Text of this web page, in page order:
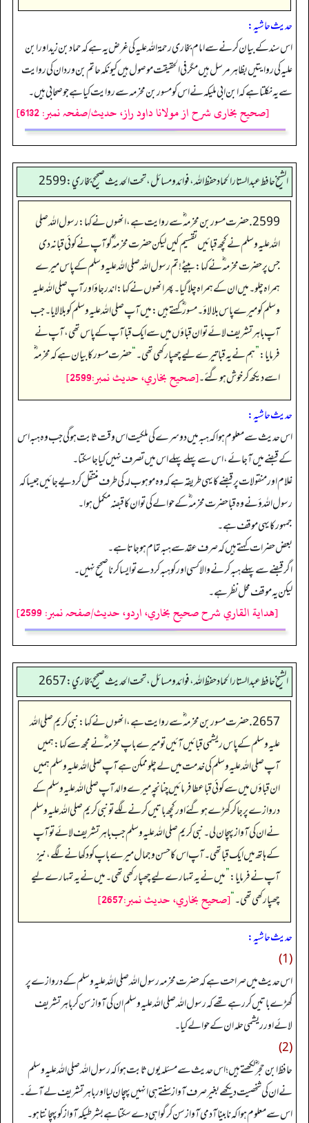
حدیث حاشیہ:
اس سند کے بیان کرنے سے امام بخاری رحمۃ اللہ علیہ کی غرض یہ ہے کہ حماد بن زید اورابن
علیہ کی روایتیں بظاہر مرسل ہیں مگر فی الحقیقت موصول ہیں کیونکہ حاتم بن وردان کی روایت
سے یہ نکلتا ہے کہ ابن ابی ملیکہ نے اس کو مسور بن مخرمہ سے روایت کیا ہے جو صحابی ہیں۔
[صحیح بخاری شرح از مولانا داود راز، حدیث/صفحہ نمبر: 6132]
الشيخ حافط عبدالستار الحماد حفظ الله، فوائد و مسائل، تحت الحديث صحيح بخاري:2599
2599. حضرت مسور بن مخرمہ ؓ سے روایت ہے، انھوں نے کہا: رسول اللہ صلی
اللہ علیہ وسلم نے کچھ قبائیں تقسیم کیں لیکن حضرت مخرمہ ؓ کو آپ نے کوئی قبانہ دی
جس پر حضرت مخرمہ ؓ نے کہا: بیٹے!تم رسول اللہ صلی اللہ علیہ وسلم کے پاس میرے
ہمراہ چلو۔ میں ان کے ہمراہ چلا گیا۔ پھر انھوں نے کہا: اندر جاؤ اور آپ صلی اللہ علیہ
وسلم کو میرے پاس بلا لاؤ۔ مسور ؓ کہتے ہیں: میں آپ صلی اللہ علیہ وسلم کو بلا لایا۔ جب
آپ باہر تشریف لائے تو ان قباؤں میں سے ایک قبا آپ کے پاس تھی، آپ نے
فرمایا:”ہم نے یہ قباتیرے لیے چھپا رکھی تھی۔“حضرت مسور کا بیان ہے کہ مخرمہ ؓ
اسے دیکھ کر خوش ہوگئے۔[صحيح بخاري، حديث نمبر:2599]
حدیث حاشیہ:
اس حدیث سے معلوم ہوا کہ ہبہ میں دوسرے کی ملکیت اس وقت ثابت ہو گی جب وہ ہبہ اس
کے قبضے میں آ جائے، اس سے پہلے پہلے اس میں تصرف نہیں کیا جا سکتا۔
غلام اور منقولات پر قبضے کا یہی طریقہ ہے کہ وہ موہوب لہ کی طرف منتقل کر دیے جائیں جیسا کہ
رسول اللہ ؤنے وہ قبا حضرت مخرمہ ؓ کے حوالے کی تو ان کا قبضہ مکمل ہوا۔
جمہور کا یہی موقف ہے۔
بعض حضرات کہتے ہیں کہ صرف عقد سے ہبہ تمام ہو جاتا ہے۔
اگر قبضے سے پہلے ہبہ کرنے والا کسی اور کو ہبہ کر دے تو ایسا کرنا صحیح نہیں۔
لیکن یہ موقف محل نظر ہے۔
[هداية القاري شرح صحيح بخاري، اردو، حدیث/صفحہ نمبر: 2599]
الشيخ حافط عبدالستار الحماد حفظ الله، فوائد و مسائل، تحت الحديث صحيح بخاري:2657
2657. حضرت مسور بن مخرمہ ؓ سے روایت ہے، انھوں نے کہا: نبی کریم صلی اللہ
علیہ وسلم کے پاس ریشمی قبائیں آئیں تو میرے باپ مخرمہ ؓ نے مجھ سے کہا: ہمیں
آپ صلی اللہ علیہ وسلم کی خدمت میں لے چلو ممکن ہے آپ صلی اللہ علیہ وسلم ہمیں
ان قباؤں میں سے کوئی قباعطا فرمائیں چنانچہ میرے والد آ پ صلی اللہ علیہ وسلم کے
دروازے پر جا کر کھڑے ہوگئے اور کچھ باتیں کرنے لگے تو نبی کریم صلی اللہ علیہ وسلم
نے ان کی آواز پہچان لی۔ نبی کریم صلی اللہ علیہ وسلم جب باہر تشریف لائے تو آپ
کے ہاتھ میں ایک قبا تھی۔ آپ اس کا حسن و جمال میرے باپ کو دکھانے لگے، نیز
آپ نے فرمایا:”میں نے یہ تمہارے لیے چھپا رکھی تھی۔ میں نے یہ تمہارے لیے
چھپا رکھی تھی۔“[صحيح بخاري، حديث نمبر:2657]
حدیث حاشیہ:
(1)
اس حدیث میں صراحت ہے کہ حضرت مخرمہ رسول اللہ صلی اللہ علیہ وسلم کے دروازے پر
کھڑے باتیں کر رہے تھے کہ رسول اللہ صلی اللہ علیہ وسلم ان کی آواز سن کر باہر تشریف
لائے اور ریشمی حلہ ان کے حوالے کیا۔
(2)
حافظ ابن حجر ؓ لکھتے ہیں؛ اس حدیث سے مسئلہ یوں ثابت ہوا کہ رسول اللہ صلی اللہ علیہ وسلم
نے ان کی شخصیت دیکھے بغیر صرف آواز سنتے ہی انہیں پہچان لیا اور باہر تشریف لے آئے۔
اس سے معلوم ہوا کہ نابینا آدمی آواز سن کر گواہی دے سکتا ہے بشرطیکہ آواز کو پہچانتا ہو۔